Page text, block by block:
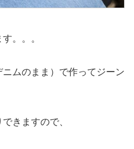
。。。
ムのまま）で作ってジーン
きますので、